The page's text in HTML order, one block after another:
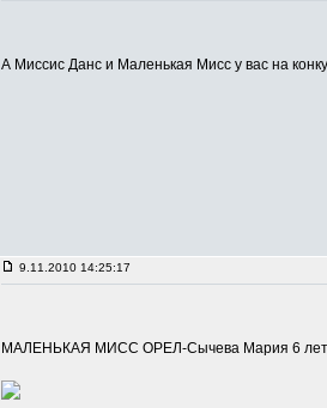
А Миссис Данс и Маленькая Мисс у вас на
9.11.2010 14:25:17
МАЛЕНЬКАЯ МИСС ОРЕЛ-Сычева Мария 6